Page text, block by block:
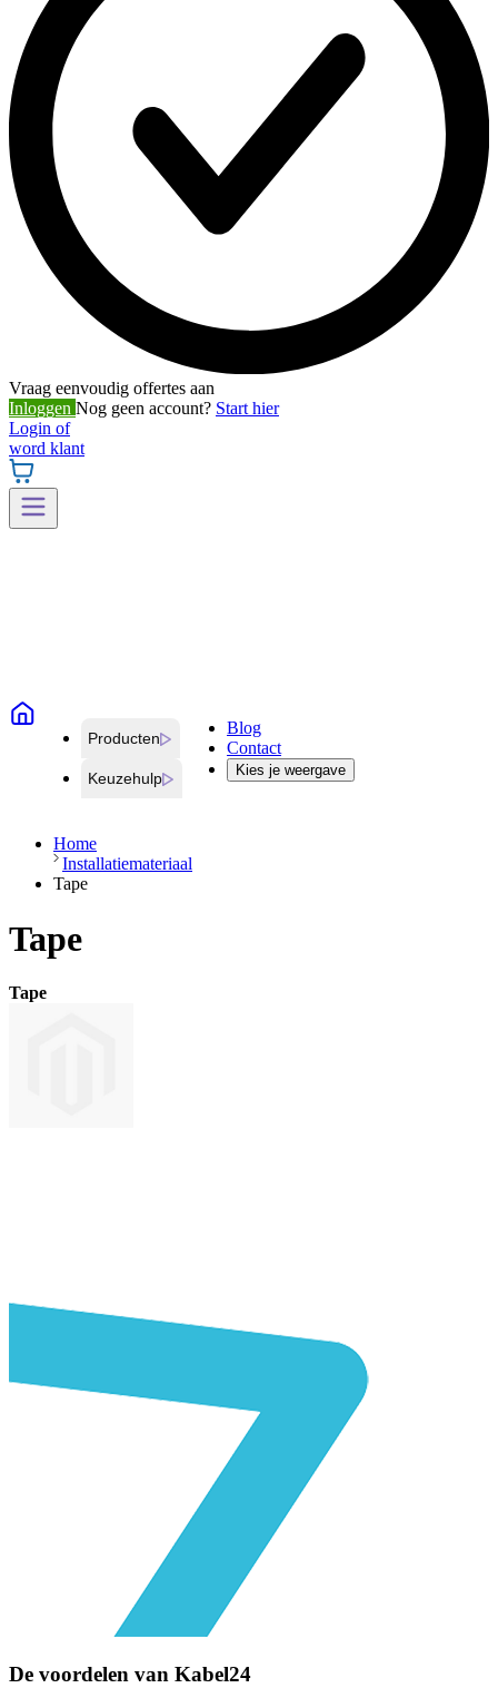
Vraag eenvoudig offertes aan
Inloggen Nog geen account? Start hier
Login of
word klant
Producten
Keuzehulp
Blog
Contact
Kies je weergave
Home
Installatiemateriaal
Tape
Tape
Tape
De voordelen van Kabel24